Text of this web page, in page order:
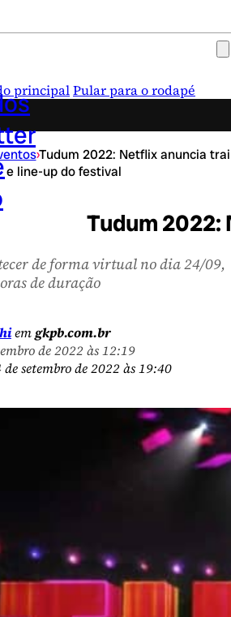
principalPular para o rodapé
›Tudum 2022: Netflix anuncia
e line-up do festival
Tudum
de forma virtual no dia 24/09,
de duração
emgkpb.com.br
de 2022 às 12:19
setembro de 2022 às 19:40